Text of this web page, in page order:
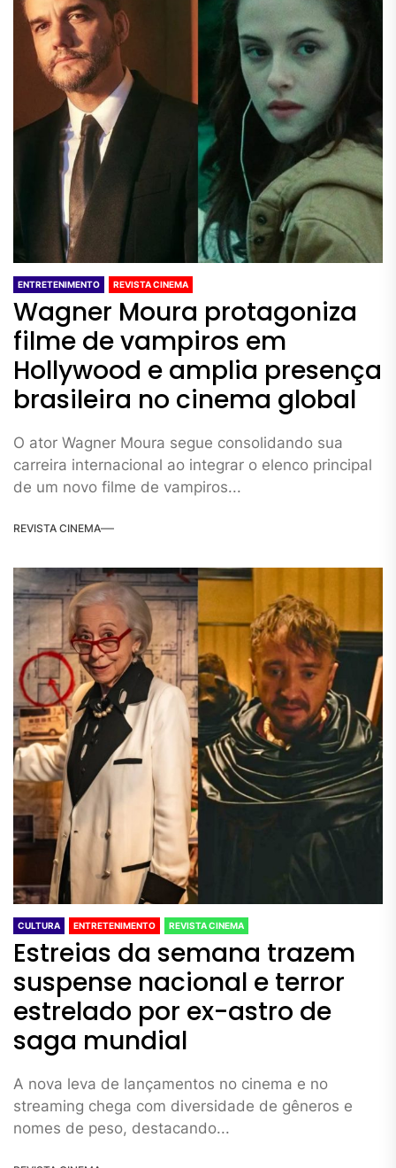
ENTRETENIMENTO REVISTA CINEMA
Wagner Moura protagoniza
filme de vampiros em
Hollywood e amplia presença
brasileira no cinema global
O ator Wagner Moura segue consolidando sua
carreira internacional ao integrar o elenco principal
de um novo filme de vampiros...
REVISTA CINEMA
CULTURA ENTRETENIMENTO REVISTA CINEMA
Estreias da semana trazem
suspense nacional e terror
estrelado por ex-astro de
saga mundial
A nova leva de lançamentos no cinema e no
streaming chega com diversidade de gêneros e
nomes de peso, destacando...